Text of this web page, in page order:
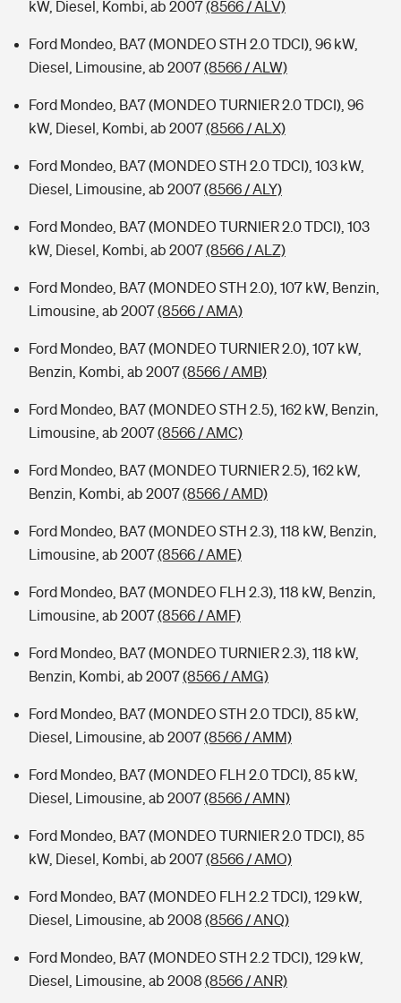
kW, Diesel, Kombi, ab 2007(8566 / ALV)
Ford Mondeo, BA7 (MONDEO STH 2.0 TDCI), 96 kW,
Diesel, Limousine, ab 2007(8566 / ALW)
Ford Mondeo, BA7 (MONDEO TURNIER 2.0 TDCI), 96
kW, Diesel, Kombi, ab 2007(8566 / ALX)
Ford Mondeo, BA7 (MONDEO STH 2.0 TDCI), 103 kW,
Diesel, Limousine, ab 2007(8566 / ALY)
Ford Mondeo, BA7 (MONDEO TURNIER 2.0 TDCI), 103
kW, Diesel, Kombi, ab 2007(8566 / ALZ)
Ford Mondeo, BA7 (MONDEO STH 2.0), 107 kW, Benzin,
Limousine, ab 2007(8566 / AMA)
Ford Mondeo, BA7 (MONDEO TURNIER 2.0), 107 kW,
Benzin, Kombi, ab 2007(8566 / AMB)
Ford Mondeo, BA7 (MONDEO STH 2.5), 162 kW, Benzin,
Limousine, ab 2007(8566 / AMC)
Ford Mondeo, BA7 (MONDEO TURNIER 2.5), 162 kW,
Benzin, Kombi, ab 2007(8566 / AMD)
Ford Mondeo, BA7 (MONDEO STH 2.3), 118 kW, Benzin,
Limousine, ab 2007(8566 / AME)
Ford Mondeo, BA7 (MONDEO FLH 2.3), 118 kW, Benzin,
Limousine, ab 2007(8566 / AMF)
Ford Mondeo, BA7 (MONDEO TURNIER 2.3), 118 kW,
Benzin, Kombi, ab 2007(8566 / AMG)
Ford Mondeo, BA7 (MONDEO STH 2.0 TDCI), 85 kW,
Diesel, Limousine, ab 2007(8566 / AMM)
Ford Mondeo, BA7 (MONDEO FLH 2.0 TDCI), 85 kW,
Diesel, Limousine, ab 2007(8566 / AMN)
Ford Mondeo, BA7 (MONDEO TURNIER 2.0 TDCI), 85
kW, Diesel, Kombi, ab 2007(8566 / AMO)
Ford Mondeo, BA7 (MONDEO FLH 2.2 TDCI), 129 kW,
Diesel, Limousine, ab 2008 (8566 / ANQ)
Ford Mondeo, BA7 (MONDEO STH 2.2 TDCI), 129 kW,
Diesel, Limousine, ab 2008 (8566 / ANR)